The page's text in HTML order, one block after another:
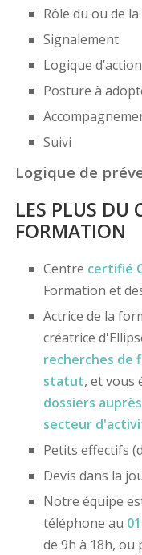
Rôle du ou de
Signalement
Logique d’action
Posture à
Suivi
Logique de
LES PLUS DU
FORMATION
Centre certifié
Formation et
Actrice de la
créatrice
recherches de
statut, et vous
dossiers
secteur
Petits effectifs
Devis dans la
Notre équipe
téléphone au
de 9h à 18h, ou